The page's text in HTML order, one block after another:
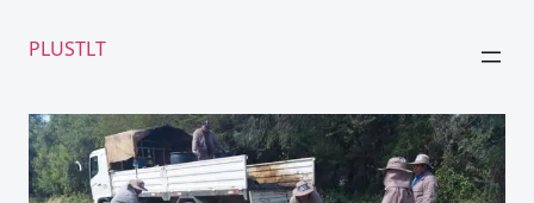
PLUSTLT